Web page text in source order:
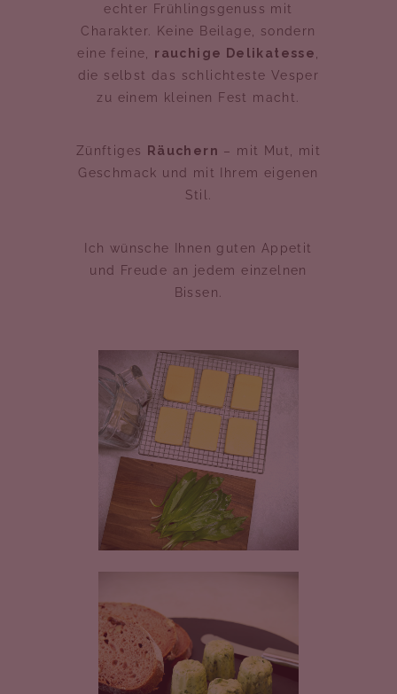
echter Frühlingsgenuss mit
Charakter. Keine Beilage, sondern
eine feine, rauchige Delikatesse
die selbst das schlichteste Vesper
zu einem kleinen Fest macht.
Zünftiges Räuchern – mit Mut, mit
Geschmack und mit Ihrem eigenen
Stil.
Ich wünsche Ihnen guten Appetit
und Freude an jedem einzelnen
Bissen.